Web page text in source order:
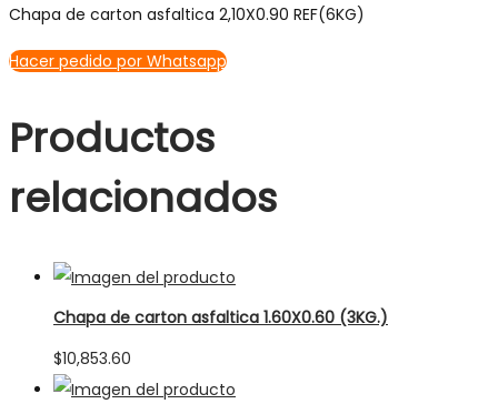
Chapa de carton asfaltica 2,10X0.90 REF(6KG)
Hacer pedido por Whatsapp
Productos
relacionados
Chapa de carton asfaltica 1.60X0.60 (3KG.)
$10,853.60